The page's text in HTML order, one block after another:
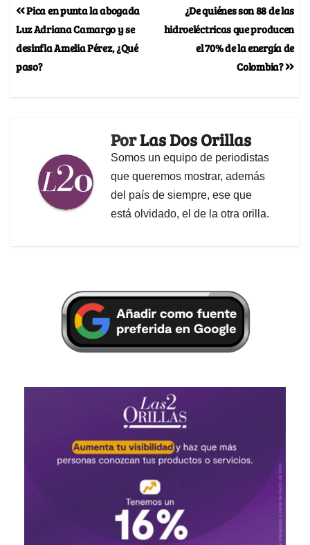
¿De quiénes son 88 de las
hidroeléctricas que producen
el 70% de la energía de
Colombia?
Pica en punta la abogada
Luz Adriana Camargo y se
desinfla Amelia Pérez, ¿Qué
paso?
PorLas Dos Orillas
Somos un equipo de periodistas
que queremos mostrar, además
del país de siempre, ese que
está olvidado, el de la otra orilla.